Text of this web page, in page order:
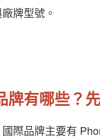
牌型號。
牌有哪些？
際品牌主要有